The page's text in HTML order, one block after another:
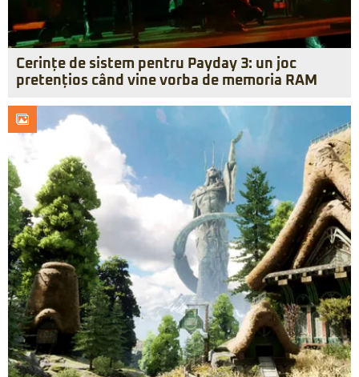
Cerințe de sistem pentru Payday 3: un joc
pretențios când vine vorba de memoria RAM